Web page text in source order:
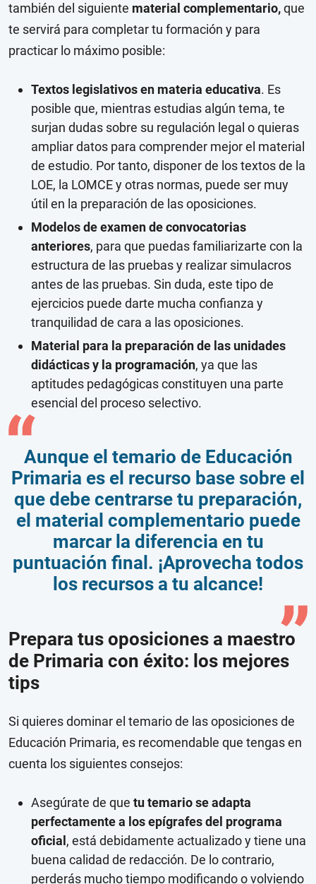
también del siguiente material complementario,que
te servirá para completar tu formación y para
practicar lo máximo posible:
Textos legislativos en materia educativa. Es
posible que, mientras estudias algún tema, te
surjan dudas sobre su regulación legal o quieras
ampliar datos para comprender mejor el material
de estudio. Por tanto, disponer de los textos de la
LOE, la LOMCE y otras normas, puede ser muy
útil en la preparación de las oposiciones.
Modelos de examen de convocatorias
anteriores, para que puedas familiarizarte con la
estructura de las pruebas y realizar simulacros
antes de las pruebas. Sin duda, este tipo de
ejercicios puede darte mucha confianza y
tranquilidad de cara a las oposiciones.
Material para la preparación de las unidades
didácticas y la programación, ya que las
aptitudes pedagógicas constituyen una parte
esencial del proceso selectivo.
Aunque el temario de Educación
Primaria es el recurso base sobre el
que debe centrarse tu preparación,
el material complementario puede
marcar la diferencia en tu
puntuación final. ¡Aprovecha todos
los recursos a tu alcance!
Prepara tus oposiciones a maestro
de Primaria con éxito: los mejores
tips
Si quieres dominar el temario de las oposiciones de
Educación Primaria, es recomendable que tengas en
cuenta los siguientes consejos:
Asegúrate de que tu temario se adapta
perfectamente a los epígrafes del programa
oficial , está debidamente actualizado y tiene una
buena calidad de redacción. De lo contrario,
perderás mucho tiempo modificando o volviendo